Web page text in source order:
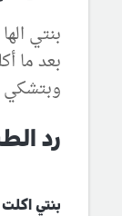
بنتي
بعد ما
وبتشكي
رد
بنتي